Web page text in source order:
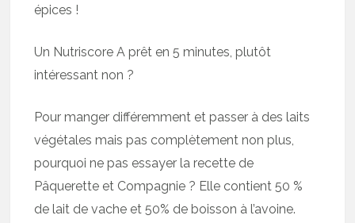
épices !
Un Nutriscore A prêt en 5 minutes, plutôt
intéressant non ?
Pour manger différemment et passer à des laits
végétales mais pas complètement non plus,
pourquoi ne pas essayer la recette de
Pâquerette et Compagnie ? Elle contient 50 %
de lait de vache et 50% de boisson à l’avoine.